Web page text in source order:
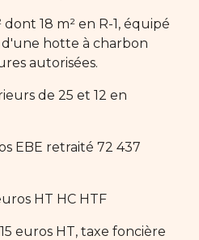
dont 18 m² en R-1, équipé
hotte à charbon
autorisées.
de 25 et 12 en
EBE retraité 72 437
HT HC HTF
euros HT, taxe foncière